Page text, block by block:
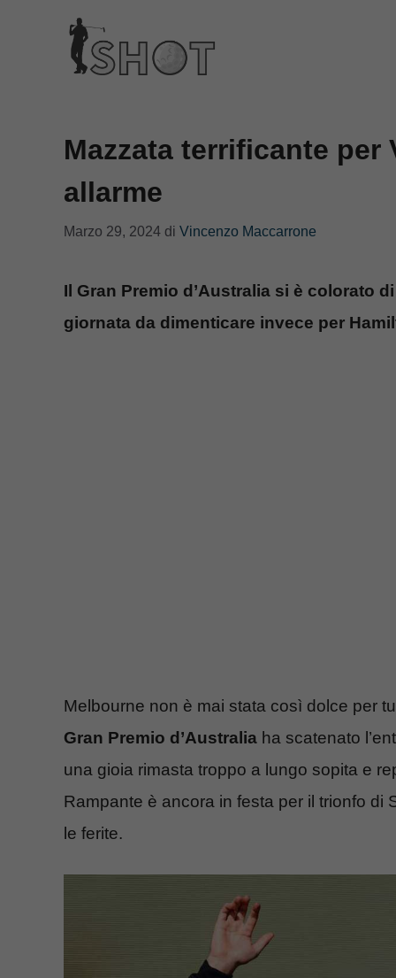
contenuto
Mazzata terrificante per
allarme
Marzo 29, 2024 di Vincenzo Maccarrone
Il Gran Premio d’Australia si è colorato
giornata da dimenticare invece per
Melbourne non è mai stata così dolce per
Gran Premio d’Australia ha scatenato
una gioia rimasta troppo a lungo sopita e
Rampante è ancora in festa per il trionfo di
le ferite.